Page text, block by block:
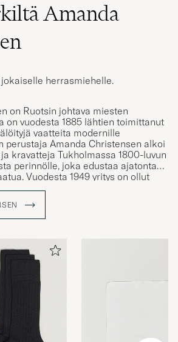
Amanda
herrasmiehelle.
on Ruotsin johtava miesten
on vuodesta 1885 lähtien toimittanut
vaatteita modernille
perustaja Amanda Christensen alkoi
kravatteja Tukholmassa 1800-luvun
perinnölle, joka edustaa ajatonta
Vuodesta 1949 yritys on ollut
ja tarjoaa nykyään solmioita,
vahvistavat persoonallisuutta ja tyyliä
ympäri maailmaa. Suuri
käsityötaidot ovat säilyneet